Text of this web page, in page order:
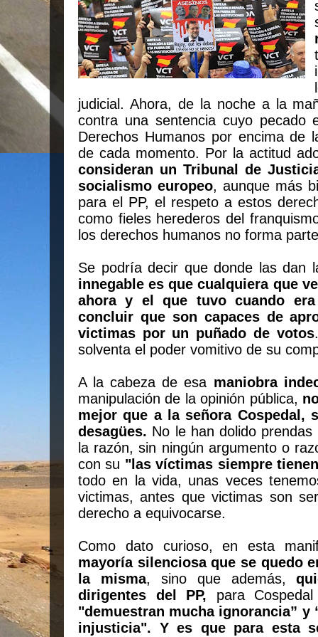
judicial. Ahora, de la noche a la
contra una sentencia cuyo pecado
Derechos Humanos por encima de
de cada momento. Por la actitud
consideran un Tribunal de
socialismo europeo, aunque más
para el PP, el respeto a estos
como fieles herederos del
los derechos humanos no forma
Se podría decir que donde las dan
innegable es que cualquiera que
ahora y el que tuvo cuando
concluir que son capaces de
victimas por un puñado de votos
solventa el poder vomitivo de su
A la cabeza de esa maniobra
manipulación de la opinión pública,
mejor que a la señora Cospedal,
desagües. No le han dolido
la razón, sin ningún argumento o
con su "las víctimas siempre
todo en la vida, unas veces
victimas, antes que victimas son
derecho a equivocarse.
Como dato curioso, en esta
mayoría silenciosa que se quedo
la misma, sino que además,
dirigentes del PP, para
"demuestran mucha ignorancia” y
injusticia". Y es que para esta